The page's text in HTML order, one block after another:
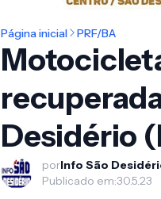
Página inicial PRF/BA
Desidério
porInfo São
Publicado em:30.5.23